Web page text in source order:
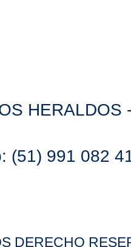
HERALDOS
(51) 991 082
DERECHO